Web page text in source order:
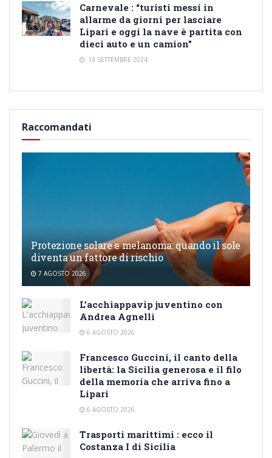
Carnevale : “turisti messi in
allarme da giorni per lasciare
Lipari e oggi la nave è partita con
dieci auto e un camion”
13 SETTEMBRE 2024
Raccomandati
Protezione solare e melanoma: quando il sole
diventa un fattore di rischio
7 AGOSTO 2026
L’acchiappavip juventino con
Andrea Agnelli
6 AGOSTO 2026
Francesco Guccini, il canto della
libertà: la Sicilia generosa e il filo
della memoria che arriva fino a
Lipari
6 AGOSTO 2026
Trasporti marittimi : ecco il
Costanza I di Sicilia